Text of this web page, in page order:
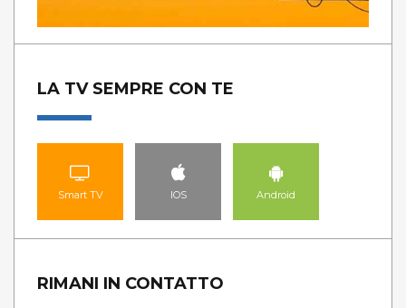
LA TV SEMPRE CON TE
Smart TV IOS Android
RIMANI IN CONTATTO